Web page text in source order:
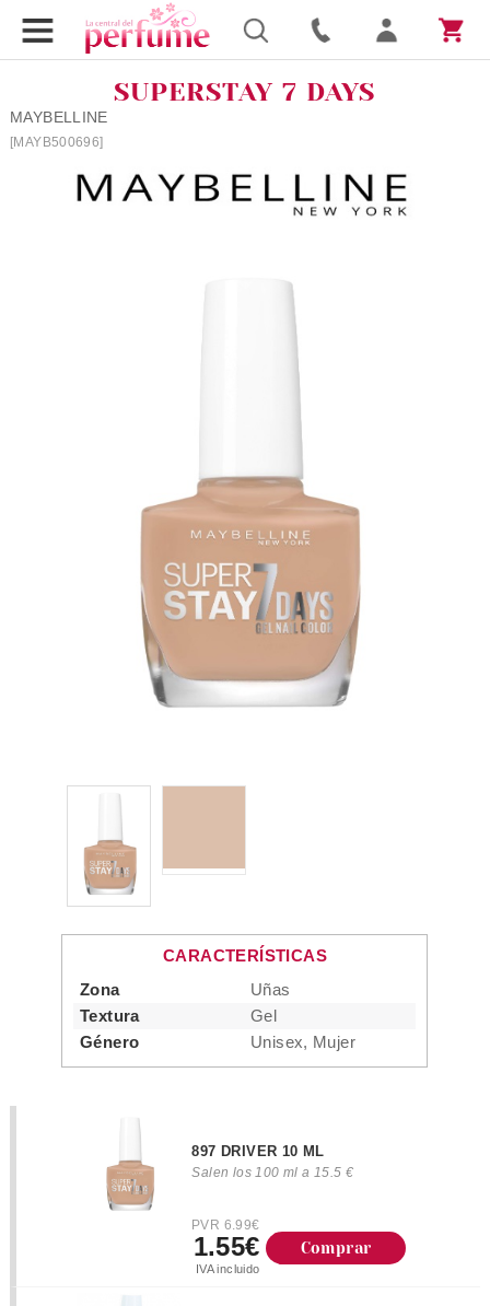
SUPERSTAY 7 DAYS
MAYBELLINE
[MAYB500696]
CARACTERÍSTICAS
Zona
Uñas
Textura
Gel
Género
Unisex, Mujer
897 DRIVER 10 ML
Salen los 100 ml a 15.5 €
PVR 6.99€
1.55€
IVA incluido
Comprar